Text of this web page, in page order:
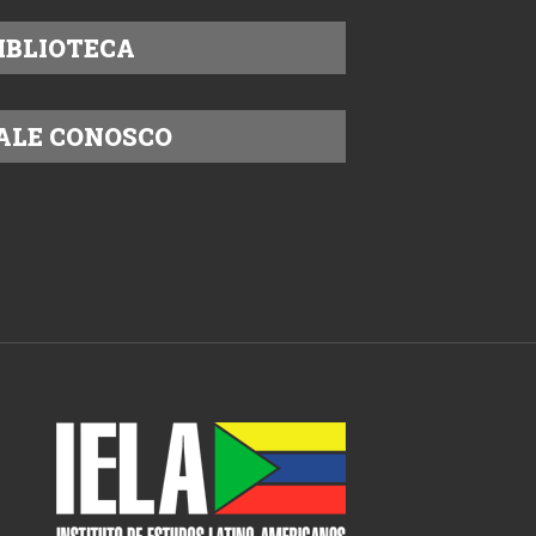
CONOSCO